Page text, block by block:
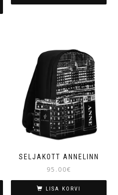
SELJAKOTT ANNELINN
95.00€
LISA KORVI